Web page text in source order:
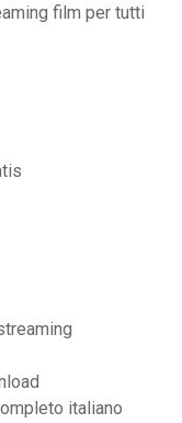
film per tutti
italiano